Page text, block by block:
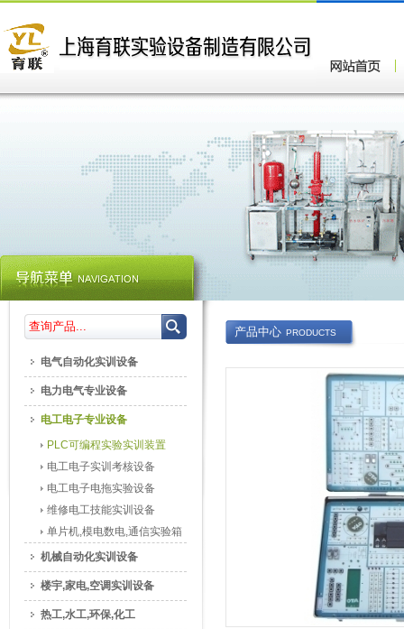
产品中心 PRODUCTS
电气自动化实训设备
电力电气专业设备
电工电子专业设备
PLC可编程实验实训装置
电工电子实训考核设备
电工电子电拖实验设备
维修电工技能实训设备
单片机,模电数电,通信实验箱
机械自动化实训设备
楼宇,家电,空调实训设备
热工,水工,环保,化工